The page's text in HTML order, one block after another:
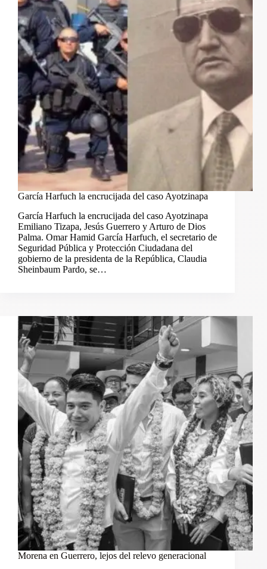
García Harfuch la encrucijada del caso Ayotzinapa
García Harfuch la encrucijada del caso Ayotzinapa
Emiliano Tizapa, Jesús Guerrero y Arturo de Dios
Palma. Omar Hamid García Harfuch, el secretario de
Seguridad Pública y Protección Ciudadana del
gobierno de la presidenta de la República, Claudia
Sheinbaum Pardo, se…
Morena en Guerrero, lejos del relevo generacional